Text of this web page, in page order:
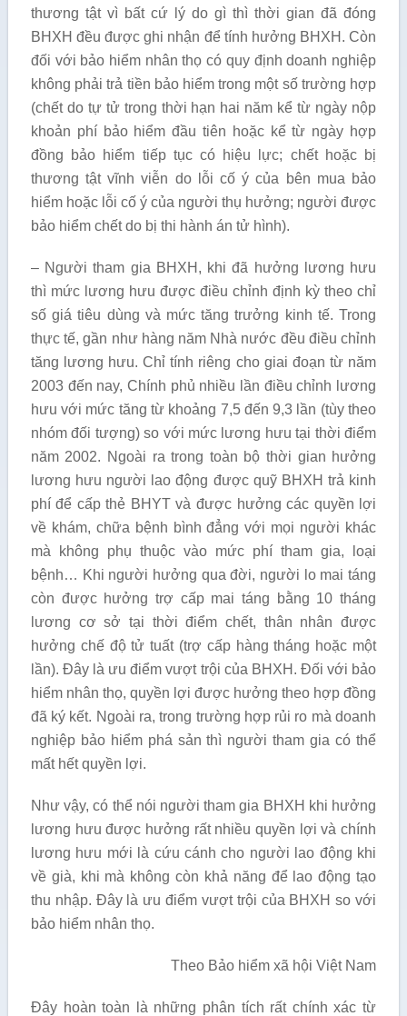
thương tật vì bất cứ lý do gì thì thời gian đã đóng
BHXH đều được ghi nhận để tính hưởng BHXH. Còn
đối với bảo hiểm nhân thọ có quy định doanh nghiệp
không phải trả tiền bảo hiểm trong một số trường hợp
(chết do tự tử trong thời hạn hai năm kể từ ngày nộp
khoản phí bảo hiểm đầu tiên hoặc kể từ ngày hợp
đồng bảo hiểm tiếp tục có hiệu lực; chết hoặc bị
thương tật vĩnh viễn do lỗi cố ý của bên mua bảo
hiểm hoặc lỗi cố ý của người thụ hưởng; người được
bảo hiểm chết do bị thi hành án tử hình).
– Người tham gia BHXH, khi đã hưởng lương hưu
thì mức lương hưu được điều chỉnh định kỳ theo chỉ
số giá tiêu dùng và mức tăng trưởng kinh tế. Trong
thực tế, gần như hàng năm Nhà nước đều điều chỉnh
tăng lương hưu. Chỉ tính riêng cho giai đoạn từ năm
2003 đến nay, Chính phủ nhiều lần điều chỉnh lương
hưu với mức tăng từ khoảng 7,5 đến 9,3 lần (tùy theo
nhóm đối tượng) so với mức lương hưu tại thời điểm
năm 2002. Ngoài ra trong toàn bộ thời gian hưởng
lương hưu người lao động được quỹ BHXH trả kinh
phí để cấp thẻ BHYT và được hưởng các quyền lợi
về khám, chữa bệnh bình đẳng với mọi người khác
mà không phụ thuộc vào mức phí tham gia, loại
bệnh… Khi người hưởng qua đời, người lo mai táng
còn được hưởng trợ cấp mai táng bằng 10 tháng
lương cơ sở tại thời điểm chết, thân nhân được
hưởng chế độ tử tuất (trợ cấp hàng tháng hoặc một
lần). Đây là ưu điểm vượt trội của BHXH. Đối với bảo
hiểm nhân thọ, quyền lợi được hưởng theo hợp đồng
đã ký kết. Ngoài ra, trong trường hợp rủi ro mà doanh
nghiệp bảo hiểm phá sản thì người tham gia có thể
mất hết quyền lợi.
Như vậy, có thể nói người tham gia BHXH khi hưởng
lương hưu được hưởng rất nhiều quyền lợi và chính
lương hưu mới là cứu cánh cho người lao động khi
về già, khi mà không còn khả năng để lao động tạo
thu nhập. Đây là ưu điểm vượt trội của BHXH so với
bảo hiểm nhân thọ.
Theo Bảo hiểm xã hội Việt Nam
Đây hoàn toàn là những phân tích rất chính xác từ